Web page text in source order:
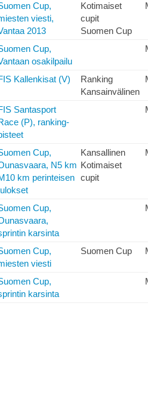
Cup,
viesti,
2013
Kotimaiset
cupit
Suomen Cup
Cup,
osakilpailu
Kallenkisat (V)
Ranking
Kansainvälinen
Santasport
(P), ranking-
Cup,
N5 km
km perinteisen
Kansallinen
Kotimaiset
cupit
Cup,
karsinta
Cup,
viesti
Suomen Cup
Cup,
karsinta